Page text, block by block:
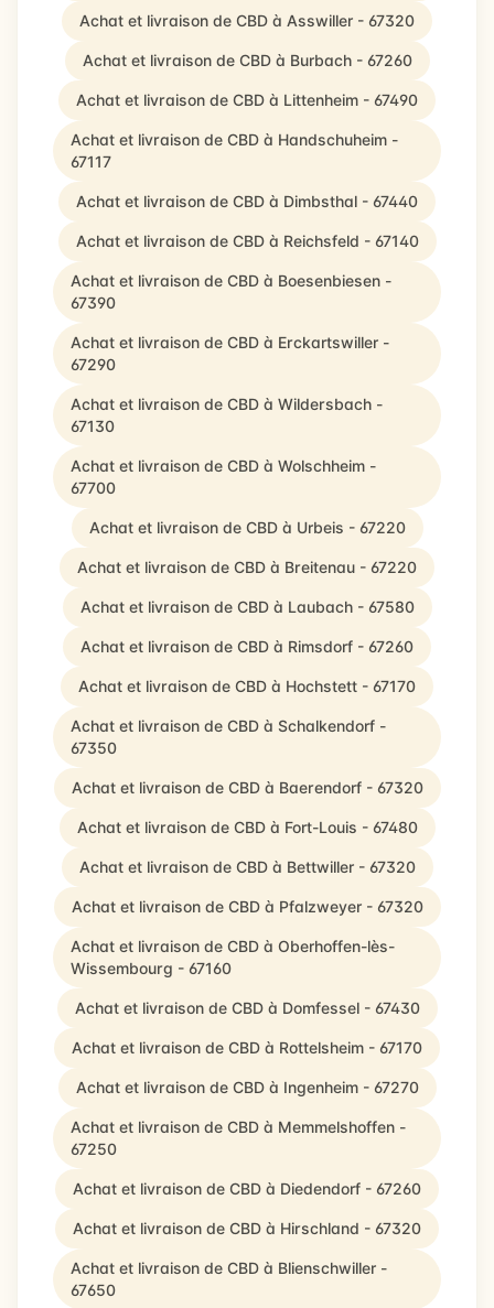
Achat et livraison de CBD à Asswiller - 67320
Achat et livraison de CBD à Burbach - 67260
Achat et livraison de CBD à Littenheim - 67490
Achat et livraison de CBD à Handschuheim -
67117
Achat et livraison de CBD à Dimbsthal - 67440
Achat et livraison de CBD à Reichsfeld - 67140
Achat et livraison de CBD à Boesenbiesen -
67390
Achat et livraison de CBD à Erckartswiller -
67290
Achat et livraison de CBD à Wildersbach -
67130
Achat et livraison de CBD à Wolschheim -
67700
Achat et livraison de CBD à Urbeis - 67220
Achat et livraison de CBD à Breitenau - 67220
Achat et livraison de CBD à Laubach - 67580
Achat et livraison de CBD à Rimsdorf - 67260
Achat et livraison de CBD à Hochstett - 67170
Achat et livraison de CBD à Schalkendorf -
67350
Achat et livraison de CBD à Baerendorf - 67320
Achat et livraison de CBD à Fort-Louis - 67480
Achat et livraison de CBD à Bettwiller - 67320
Achat et livraison de CBD à Pfalzweyer - 67320
Achat et livraison de CBD à Oberhoffen-lès-
Wissembourg - 67160
Achat et livraison de CBD à Domfessel - 67430
Achat et livraison de CBD à Rottelsheim - 67170
Achat et livraison de CBD à Ingenheim - 67270
Achat et livraison de CBD à Memmelshoffen -
67250
Achat et livraison de CBD à Diedendorf - 67260
Achat et livraison de CBD à Hirschland - 67320
Achat et livraison de CBD à Blienschwiller -
67650